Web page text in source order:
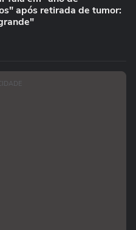
após retirada de tumor: